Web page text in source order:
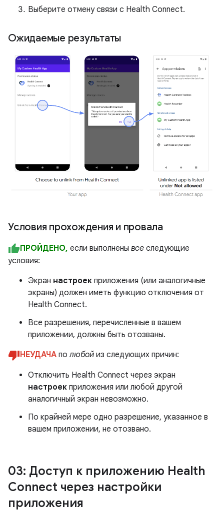
Выберите отмену связи с Health Connect.
Ожидаемые результаты
Условия прохождения и провала
ПРОЙДЕНО, если выполнены все следующие
условия:
Экран настроек приложения (или аналогичные
экраны) должен иметь функцию отключения от
Health Connect.
Все разрешения, перечисленные в вашем
приложении, должны быть отозваны.
НЕУДАЧА полюбой из следующих причин:
Отключить Health Connect через экран
настроек приложения или любой другой
аналогичный экран невозможно.
По крайней мере одно разрешение, указанное в
вашем приложении, не отозвано.
03: Доступ к приложению Health
Connect через настройки
приложения